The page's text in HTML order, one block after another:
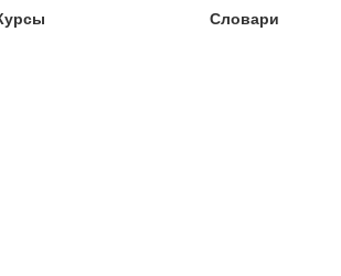
Словари